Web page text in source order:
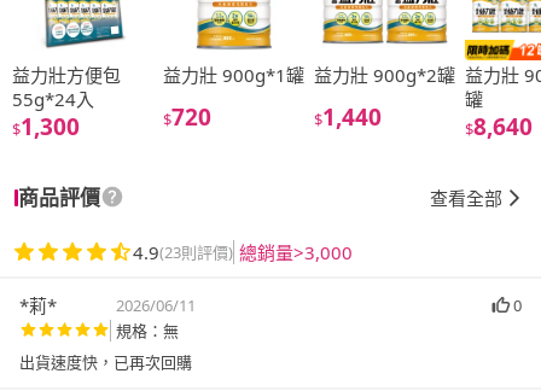
益力壯方便包
55g*24入
$1,300
益力壯 900g*1罐
$720
益力壯 900g*2罐
$1,440
益力壯
罐
$8,640
商品評價 查看全部
4.9(23則評價) 總銷量>3,000
*莉* 2026/06/11
0
規格：無
出貨速度快，已再次回購